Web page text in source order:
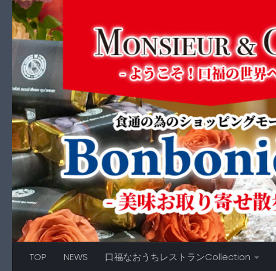
コンテンツへスキップ
TOP NEWS 口福なおうちレストランCollection